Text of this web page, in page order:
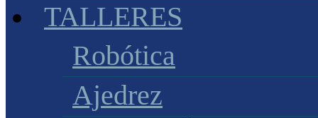
TALLERES
Robótica
Ajedrez